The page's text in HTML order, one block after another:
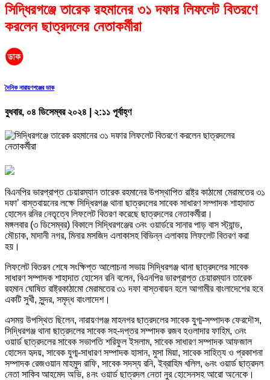
সিদ্ধিরগঞ্জে তারেক রহমানের ৩১ দফার লিফলেট বিতরণে
করলেন ছাত্রদলের নেতাকর্মীরা
দৈনিক নারায়ণগঞ্জের ডাক
বুধবার, ০৪ ডিসেম্বর ২০২৪ | ২:১১ পূর্বাহ্ণ
বিএনপির ভারপ্রাপ্ত চেয়ারম্যান তারেক রহমানের উপস্থাপিত রাষ্ট্র কাঠামো মেরামতের ৩১
দফা’ বাস্তবায়নের লক্ষে সিদ্ধিরগঞ্জ থানা ছাত্রদলের সাবেক সাধারণ সম্পাদক শাহাদাত
হোসেন রনির নেতৃত্বে লিফলেট বিতরণ করেছে ছাত্রদলের নেতাকর্মীরা।
মঙ্গলবার (৩ ডিসেম্বর) বিকালে সিদ্ধিরগঞ্জের ৩নং ওয়ার্ডরে সানার পাড় বাস স্ট্যান্ড,
মৌচাক, মাদানী নগর, মিনার মসজিদ এলাকাসহ বিভিন্ন এলাকায় লিফলেট বিতরণ করা
হয়।
লিফলেট বিতরন শেষে সংক্ষিপ্ত আলোচনা সভায় সিদ্ধিরগঞ্জ থানা ছাত্রদলের সাবেক
সাধারণ সম্পাদক শাহাদাত হোসেন রনি বলেন, বিএনপির ভারপ্রাপ্ত চেয়ারম্যান তারেক
রহমান ঘোষিত রাষ্ট্রকাঠামো মেরামতের ৩১ দফা বাস্তবায়ন হলে আগামীর বাংলাদেশের হবে
একটি সুখী, সুন্দর, সমৃদ্ধ বাংলাদেশ।
এসময় উপস্থিত ছিলেন, নারায়ণগঞ্জ মাহনগর ছাত্রদলের সাবেক যুগ্ম-সম্পাদক ফেরদৌস,
সিদ্ধিরগঞ্জ থানা ছাত্রদলের সাবেক সহ-দপ্তর সম্পাদক রজব হওলাদার ফাহিম, ৩নং
ওয়ার্ড ছাত্রদলের সাবেক সভাপতি শরিফুল ইসলাম, সাবেক সাধারণ সম্পাদক আফজাল
হোসেন হৃদয়, সাবেক যুগ্ম-সাধারণ সম্পাদক হাসান, মুসা মিয়া, সাবেক সাহিত্য ও প্রকাশনা
সম্পাদক রেজওয়ান মাহমুদ রাফি, সাবেক সদস্য রনি, ইব্রাহিম খলিল, ৬নং ওয়ার্ড ছাত্রদল
নেতা সাকিব আহমেদ অভি, ৪নং ওয়ার্ড ছাত্রদল নেতা নুর হোসেনসহ আরো অনেকে।